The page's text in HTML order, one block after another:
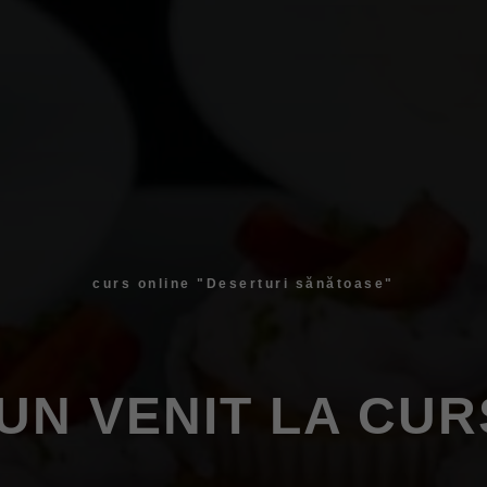
curs online "Deserturi sănătoase"
VENIT LA